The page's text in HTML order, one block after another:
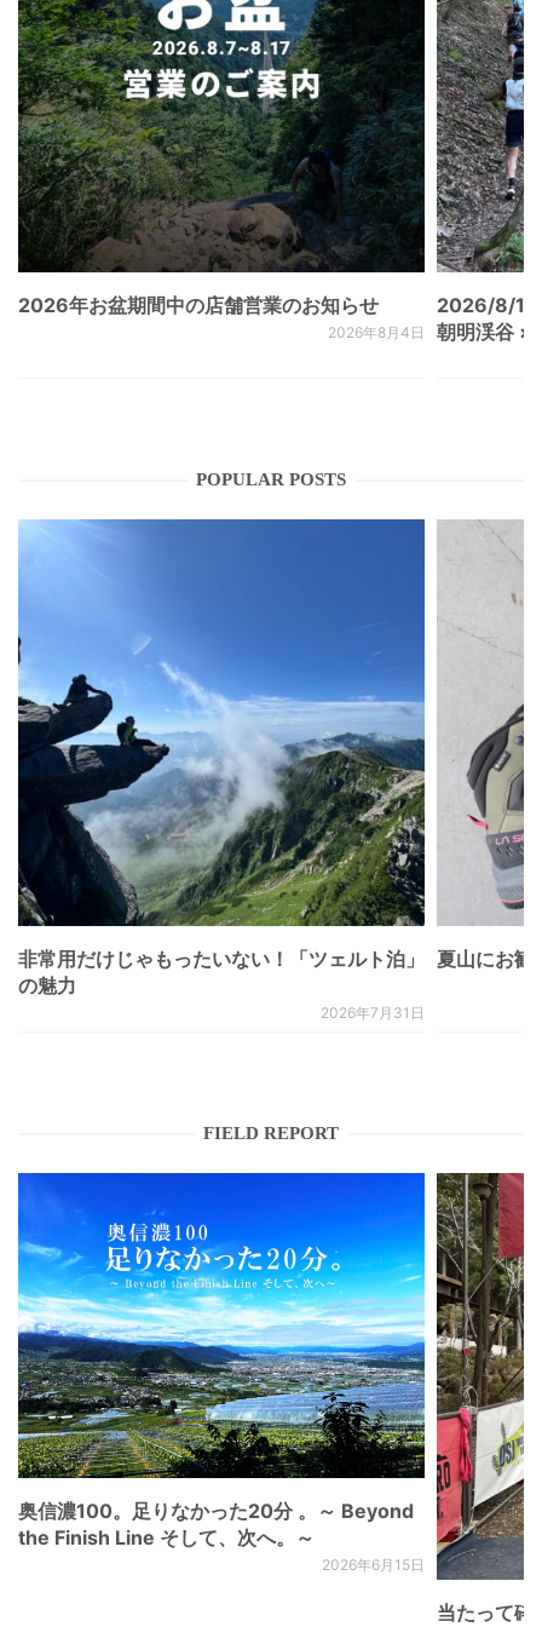
2026年お盆期間中の店舗営業のお知らせ
2026年8月4日
2026/8/
朝明渓谷 ×
POPULAR POSTS
非常用だけじゃもったいない！「ツェルト泊」
の魅力
2026年7月31日
夏山にお
FIELD REPORT
奥信濃100。足りなかった20分 。～ Beyond
the Finish Line そして、次へ。～
2026年6月15日
当たって砕